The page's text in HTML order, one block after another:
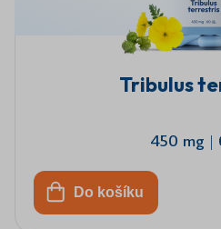
Tribulus
450 mg |
Do košíku